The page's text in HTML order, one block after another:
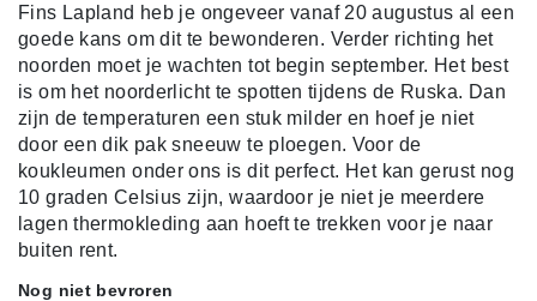
Fins Lapland heb je ongeveer vanaf 20 augustus al een
goede kans om dit te bewonderen. Verder richting het
noorden moet je wachten tot begin september. Het best
is om het noorderlicht te spotten tijdens de Ruska. Dan
zijn de temperaturen een stuk milder en hoef je niet
door een dik pak sneeuw te ploegen. Voor de
koukleumen onder ons is dit perfect. Het kan gerust nog
10 graden Celsius zijn, waardoor je niet je meerdere
lagen thermokleding aan hoeft te trekken voor je naar
buiten rent.
Nog niet bevroren